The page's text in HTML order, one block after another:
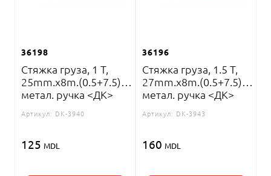
36198
Стяжка груза, 1 T,
25mm.x8m.(0.5+7.5)
метал. ручка <ДК>
Артикул: DK-3940
125 MDL
36196
Стяжка груза, 1.5 T,
27mm.x8m.(0.5+7.5)
метал. ручка <ДК>
Артикул: DK-3943
160 MDL